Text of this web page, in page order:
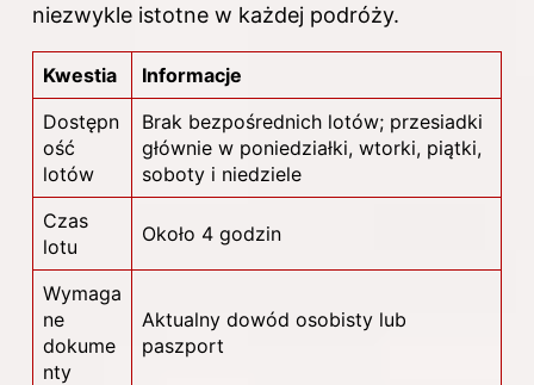
niezwykle istotne w każdej podróży.
Kwestia
Informacje
Dostępn
ość
lotów
Brak bezpośrednich lotów; przesiadki
głównie w poniedziałki, wtorki, piątki,
soboty i niedziele
Czas
lotu
Około 4 godzin
Wymaga
ne
dokume
nty
Aktualny dowód osobisty lub
paszport